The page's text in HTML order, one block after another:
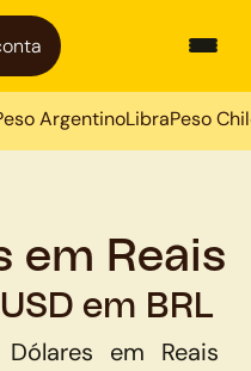
ArgentinoLibraPeso
em Reais
em BRL
Dólares em
Reais